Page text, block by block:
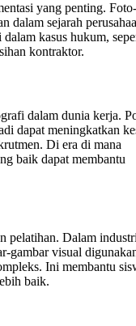
yang penting. Foto-
dalam sejarah
kasus hukum,
kontraktor.
dalam dunia kerja.
dapat meningkatkan
Di era di mana
baik dapat membantu
pelatihan. Dalam
gambar visual
Ini membantu
baik.